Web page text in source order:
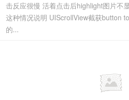
击反应很慢 活着点击后highlight图片不
这种情况说明 UIScrollView截获button
的...